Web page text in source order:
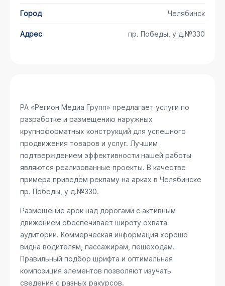
Город Челябинск
Адрес пр. Победы, у д.№330
РА «Регион Медиа Групп» предлагает услуги по
разработке и размещению наружных
крупноформатных конструкций для успешного
продвижения товаров и услуг. Лучшим
подтверждением эффективности нашей работы
являются реализованные проекты. В качестве
примера приведём рекламу на арках в Челябинске
пр. Победы, у д.№330.
Размещение арок над дорогами с активным
движением обеспечивает широту охвата
аудитории. Коммерческая информация хорошо
видна водителям, пассажирам, пешеходам.
Правильный подбор шрифта и оптимальная
композиция элементов позволяют изучать
сведения с разных ракурсов.